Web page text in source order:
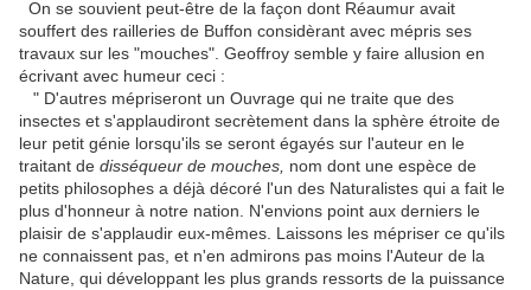
On se souvient peut-être de la façon dont Réaumur avait
souffert des railleries de Buffon considèrant avec mépris ses
travaux sur les "mouches". Geoffroy semble y faire allusion en
écrivant avec humeur ceci :
" D'autres mépriseront un Ouvrage qui ne traite que des
insectes et s'applaudiront secrètement dans la sphère étroite de
leur petit génie lorsqu'ils se seront égayés sur l'auteur en le
traitant de disséqueur de mouches, nom dont une espèce de
petits philosophes a déjà décoré l'un des Naturalistes qui a fait le
plus d'honneur à notre nation. N'envions point aux derniers le
plaisir de s'applaudir eux-mêmes. Laissons les mépriser ce qu'ils
ne connaissent pas, et n'en admirons pas moins l'Auteur de la
Nature, qui développant les plus grands ressorts de la puissance